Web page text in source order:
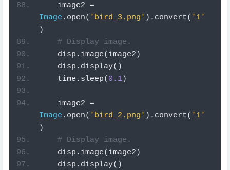
    image2
=
Image . open( 'bird_3.png' ). convert( '1'
)
# Display image.
    disp
. image( image2 )
    disp
. display()
    time
. sleep( 0.1)
    image2
=
Image . open( 'bird_2.png' ). convert( '1'
)
# Display image.
    disp
. image( image2 )
    disp
. display()